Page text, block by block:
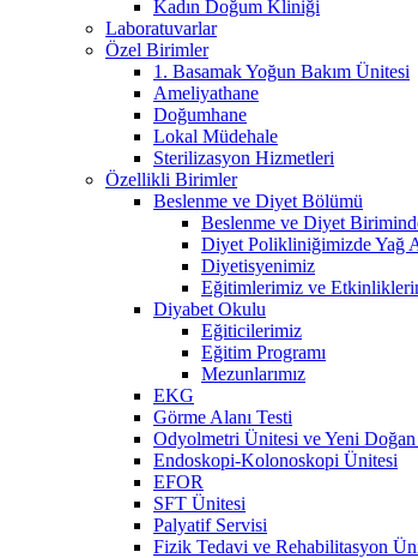
Kadın Doğum Kliniği
Laboratuvarlar
Özel Birimler
1. Basamak Yoğun Bakım Ünitesi
Ameliyathane
Doğumhane
Lokal Müdehale
Sterilizasyon Hizmetleri
Özellikli Birimler
Beslenme ve Diyet Bölümü
Beslenme ve Diyet
Diyet Polikliniğimizde Yağ
Diyetisyenimiz
Eğitimlerimiz ve
Diyabet Okulu
Eğiticilerimiz
Eğitim Programı
Mezunlarımız
EKG
Görme Alanı Testi
Odyolmetri Ünitesi ve Yeni
Endoskopi-Kolonoskopi Ünitesi
EFOR
SFT Ünitesi
Palyatif Servisi
Fizik Tedavi ve Rehabilitasyon